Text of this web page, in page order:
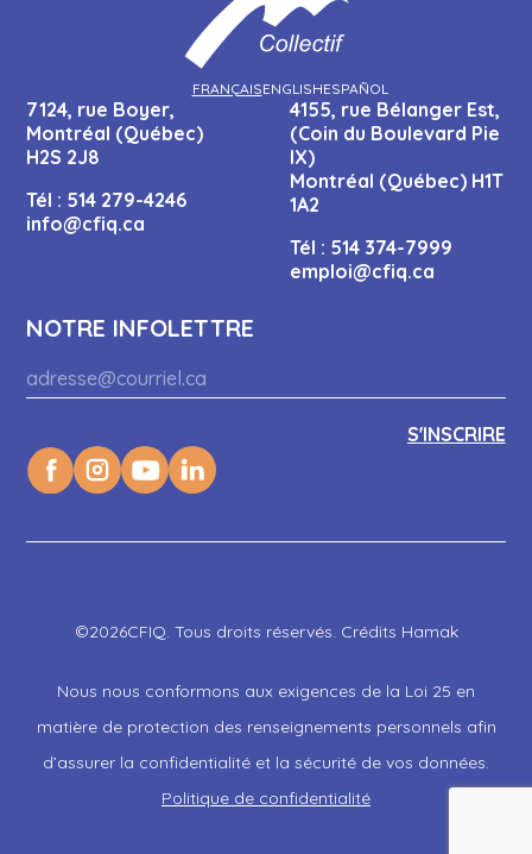
FRANÇAISENGLISHESPAÑOL
7124, rue Boyer,
Montréal (Québec)
H2S 2J8
Tél : 514 279-4246
info@cfiq.ca
4155, rue Bélanger Est,
(Coin du Boulevard Pie
IX)
Montréal (Québec) H1T
1A2
Tél : 514 374-7999
emploi@cfiq.ca
NOTRE INFOLETTRE
©2026CFIQ. Tous droits réservés. Crédits Hamak
Nous nous conformons aux exigences de la Loi 25 en
matière de protection des renseignements personnels afin
d’assurer la confidentialité et la sécurité de vos données.
Politique de confidentialité